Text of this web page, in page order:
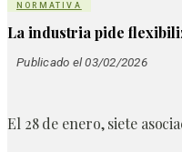
NORMATIVA
La industria pide
Publicado el 03/02/2026
El 28 de enero, siete